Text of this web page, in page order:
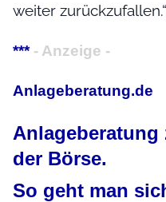
weiter zurückzufallen.“
*** - Anzeige -
Anlageberatung.de
Anlageberatung
der Börse.
So geht man